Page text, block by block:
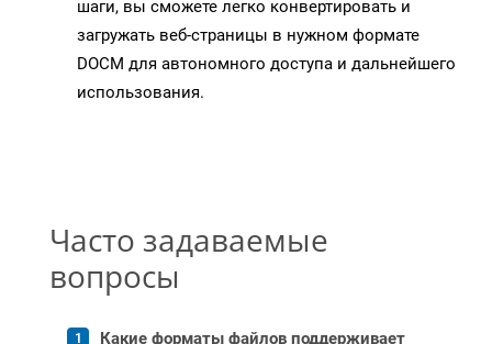
шаги, вы сможете легко конвертировать и
загружать веб-страницы в нужном формате
DOCM для автономного доступа и дальнейшего
использования.
Часто задаваемые
вопросы
Какие форматы файлов поддерживает